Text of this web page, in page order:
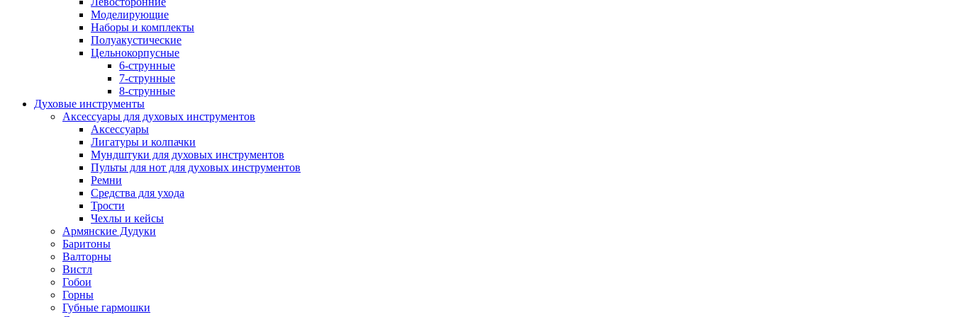
Моделирующие
Наборы и комплекты
Полуакустические
Цельнокорпусные
6-струнные
7-струнные
8-струнные
Духовые инструменты
Аксессуары для духовых инструментов
Аксессуары
Лигатуры и колпачки
Мундштуки для духовых инструментов
Пульты для нот для духовых инструментов
Ремни
Средства для ухода
Трости
Чехлы и кейсы
Армянские Дудуки
Баритоны
Валторны
Вистл
Гобои
Горны
Губные гармошки